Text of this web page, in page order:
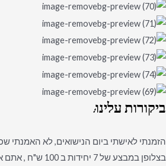
ביקורותעלינו:
הזמנתי לאישתי ביום הנישואים, לא האמנתי
בצלופן במבצע של 7